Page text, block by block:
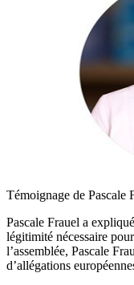
Témoignage de Pascale
Pascale Frauel a
légitimité nécessaire
l’assemblée, Pascale
d’allégations